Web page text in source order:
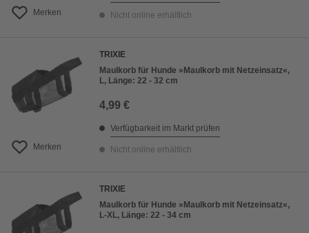
Merken Nicht online erhältlich
Merken
TRIXIE
Maulkorb für Hunde »Maulkorb mit Netzeinsatz«,
L, Länge: 22 - 32 cm
4,99 €
Verfügbarkeit im Markt prüfen
Nicht online erhältlich
TRIXIE
Maulkorb für Hunde »Maulkorb mit Netzeinsatz«,
L-XL, Länge: 22 - 34 cm